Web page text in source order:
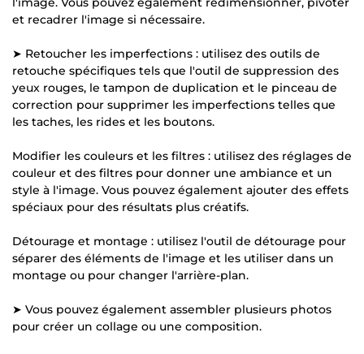
et recadrer l'image si nécessaire.
➤ Retoucher les imperfections : utilisez des outils de
retouche spécifiques tels que l'outil de suppression des
yeux rouges, le tampon de duplication et le pinceau de
correction pour supprimer les imperfections telles que
les taches, les rides et les boutons.
Modifier les couleurs et les filtres : utilisez des réglages de
couleur et des filtres pour donner une ambiance et un
style à l'image. Vous pouvez également ajouter des effets
spéciaux pour des résultats plus créatifs.
Détourage et montage : utilisez l'outil de détourage pour
séparer des éléments de l'image et les utiliser dans un
montage ou pour changer l'arrière-plan.
➤ Vous pouvez également assembler plusieurs photos
pour créer un collage ou une composition.